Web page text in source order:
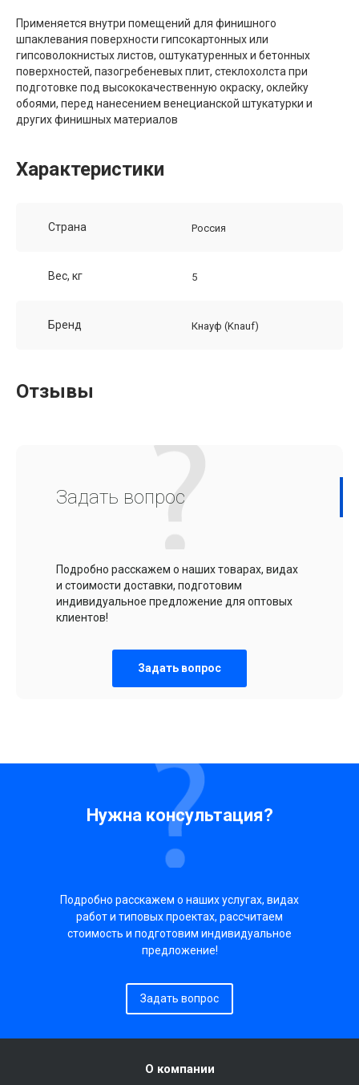
Применяется внутри помещений для финишного
шпаклевания поверхности гипсокартонных или
гипсоволокнистых листов, оштукатуренных и бетонных
поверхностей, пазогребеневых плит, стеклохолста при
подготовке под высококачественную окраску, оклейку
обоями, перед нанесением венецианской штукатурки и
других финишных материалов
Характеристики
Страна Россия
Вес, кг 5
Бренд Кнауф (Knauf)
Отзывы
Задать вопрос
Подробно расскажем о наших товарах, видах
и стоимости доставки, подготовим
индивидуальное предложение для оптовых
клиентов!
Задать вопрос
Нужна консультация?
Подробно расскажем о наших услугах, видах
работ и типовых проектах, рассчитаем
стоимость и подготовим индивидуальное
предложение!
Задать вопрос
О компании